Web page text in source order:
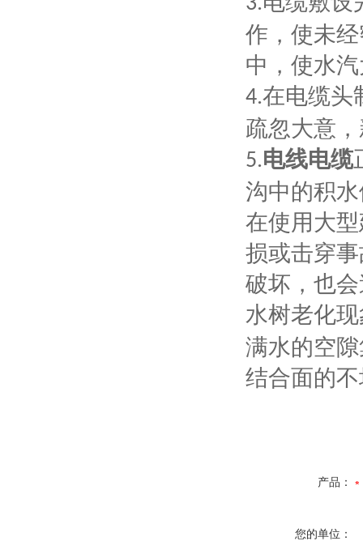
作，使未
中，使水
4.在电缆头
疏忽大意
5.电线电缆
沟中的积
在使用大
损或击穿
破坏，也
水树老化
满水的空
结合面的
产品：
您的单位：